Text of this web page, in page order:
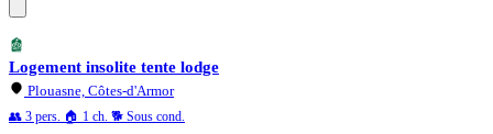
Logement insolite tente lodge
Plouasne, Côtes-d'Armor
👥 3 pers. 🏠 1 ch. 🐕 Sous cond.